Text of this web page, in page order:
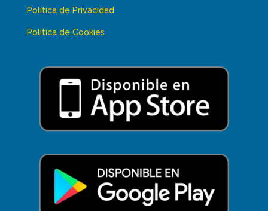
Política de Privacidad
Política de Cookies